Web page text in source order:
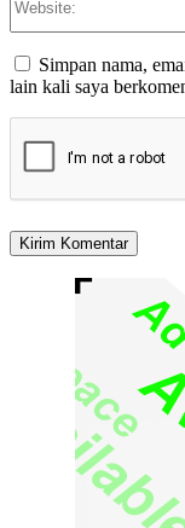
Simpan nama,
lain kali saya